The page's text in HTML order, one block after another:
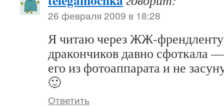
26 февраля 2009 в 18:28
Я читаю через ЖЖ-
дракончиков давно сфоткала
его из фотоаппарата и не
🙂
Ответить